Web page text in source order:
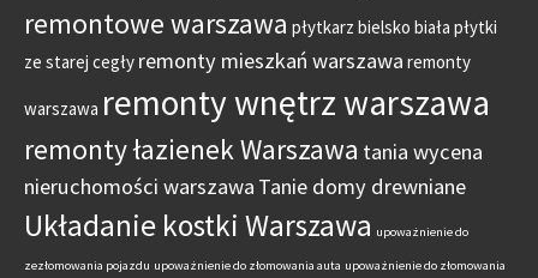
remontowe warszawa płytkarz bielsko biała płytki
ze starej cegły remonty mieszkań warszawa remonty
warszawa remonty wnętrz warszawa
remonty łazienek Warszawa tania wycena
nieruchomości warszawa Tanie domy drewniane
Układanie kostki Warszawa upoważnienie do
zezłomowania pojazdu upoważnienie do złomowania auta upoważnienie do złomowania